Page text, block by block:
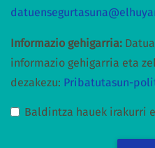
Informazio gehigarria:
informazio gehigarria eta
dezakezu: Pribatutasun-
Baldintza hauek irakurri